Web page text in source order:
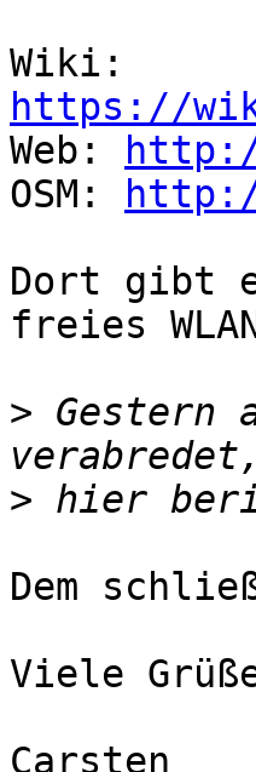
https://
Web:
OSM:
Dort gibt
freies
> Gestern
>
Dem
Viele
Carsten